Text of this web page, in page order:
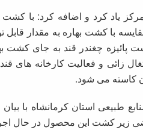
یاد کرد و اضافه کرد: با کشت
مقایسه با کشت بهاره به مقدار
پائیزه چغندر قند به جای کشت
کاسته می شود.
استان کرمانشاه با بیان
زیر کشت این محصول در حال